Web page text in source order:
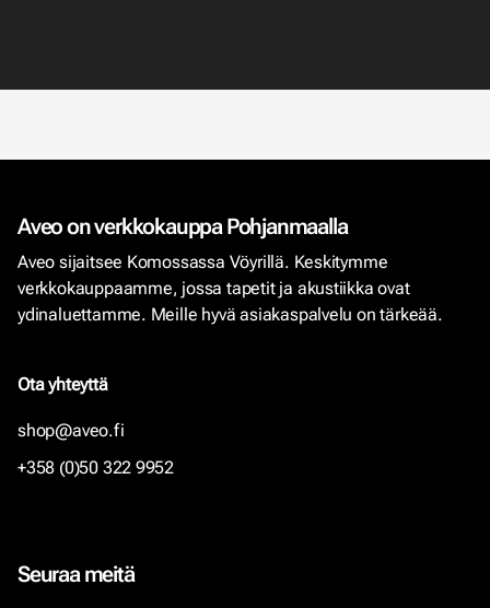
Aveo on verkkokauppa Pohjanmaalla
Aveo sijaitsee Komossassa Vöyrillä. Keskitymme
verkkokauppaamme, jossa tapetit ja akustiikka ovat
ydinaluettamme. Meille hyvä asiakaspalvelu on tärkeää.
Ota yhteyttä
shop@aveo.fi
+358 (0)50 322 9952
Seuraa meitä